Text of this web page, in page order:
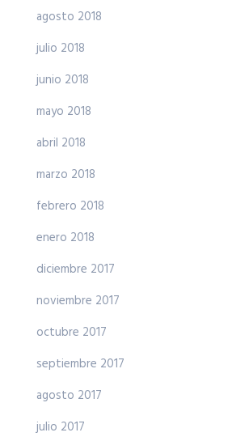
agosto 2018
julio 2018
junio 2018
mayo 2018
abril 2018
marzo 2018
febrero 2018
enero 2018
diciembre 2017
noviembre 2017
octubre 2017
septiembre 2017
agosto 2017
julio 2017